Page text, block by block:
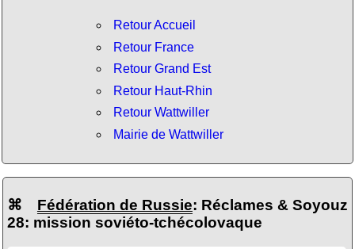
Retour Accueil
Retour France
Retour Grand Est
Retour Haut-Rhin
Retour Wattwiller
Mairie de Wattwiller
⌘ Fédération de Russie: Réclames & Soyouz
28: mission soviéto-tchécolovaque